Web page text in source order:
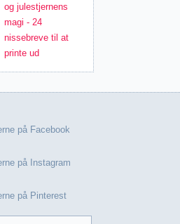
og julestjernens
magi - 24
nissebreve til at
printe ud
på Facebook
på Instagram
på Pinterest